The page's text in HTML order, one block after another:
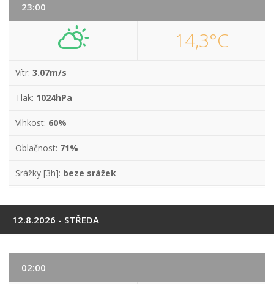
23:00
14,3°C
Vítr: 3.07m/s
Tlak: 1024hPa
Vlhkost: 60%
Oblačnost: 71%
Srážky [3h]: beze srážek
12.8.2026 - STŘEDA
02:00